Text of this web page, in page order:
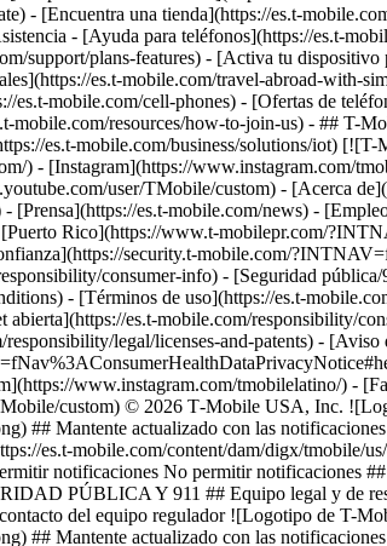
- [Encuentra una tienda](https://es.t-
- [Ayuda para teléfonos](https://es.t-
support/plans-features) - [Activa tu
es.t-mobile.com/travel-abroad-
es.t-mobile.com/cell-phones) - [Ofertas de
resources/how-to-join-us) - ## T-
es.t-mobile.com/business/solutions/iot)
) - [Instagram](https://www.instagram.com/
user/TMobile/custom) - [Acerca
es.t-mobile.com/news) -
Rico](https://www.t-mobilepr.com/
security.t-mobile.com/
consumer-info) - [Seguridad
- [Términos de uso](https://es.t-
es.t-mobile.com/responsibility/
legal/licenses-and-patents) -
www.instagram.com/tmobilelatino/) -
custom) © 2026 T‑Mobile USA, Inc.
## Mantente actualizado con las
es.t-mobile.com/content/dam/digx/tmobile/
notificaciones No permitir notificaciones
PÚBLICA Y 911 ## Equipo legal y de
del equipo regulador ![Logotipo de T-
## Mantente actualizado con las